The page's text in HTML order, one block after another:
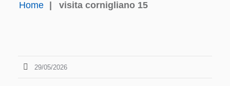
Home visita cornigliano 15
29/05/2026